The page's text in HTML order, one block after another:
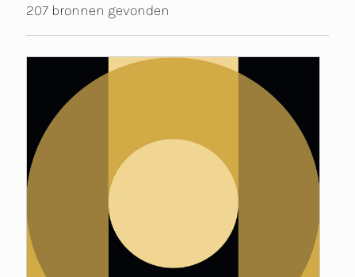
207 bronnen gevonden